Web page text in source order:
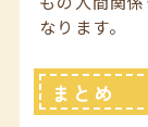
なります。
まとめ